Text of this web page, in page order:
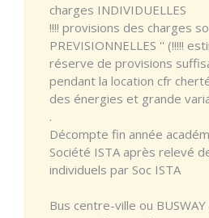
charges INDIVIDUELLES
!!!! provisions des charges
PREVISIONNELLES '' (!!!!!
réserve de provisions
pendant la location cfr
des énergies et grande
.
Décompte fin année
Société ISTA après relevé
individuels par Soc ISTA
Bus centre-ville ou BUSWAY